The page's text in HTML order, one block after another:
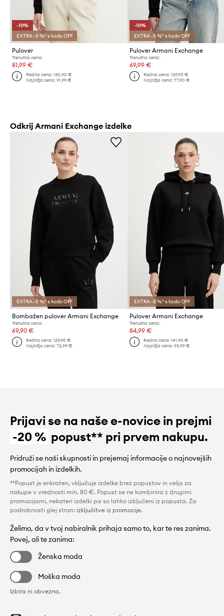
-10%
EXTRA -5 %* s kodo OFF
Pulover
Trenutna cena:
81,99 €
Redna cena:130,90 €
Najnižja cena:91,99 €
-10%
EXTRA -5 %* s kodo OFF
Pulover Armani Exchange
Trenutna cena:
69,99 €
Redna cena: 129,90 €
Najnižja cena: 77,90 €
Odkrij Armani Exchange izdelke
EXTRA -5 %* s kodo OFF
Bombažen pulover Armani Exchange
Trenutna cena:
69,90 €
Redna cena:129,90 €
Najnižja cena:72,99 €
EXTRA -5 %* s kodo OFF
Pulover Armani Exchange
Trenutna cena:
84,99 €
Redna cena: 141,90 €
Najnižja cena: 93,99 €
Prijavi se na naše e-novice in prejmi
-20 % popust** pri prvem nakupu.
Pridruži se naši skupnosti in prejemaj informacije o najnovejših
promocijah in izdelkih.
**Popust je enkraten, vključuje izdelke brez popustov in velja za
nakupe v vrednosti min. 80 €. Popust se ne kombinira z drugimi
promocijami, nekateri izdelki pa so lahko izključeni iz popusta. Za
podrobnosti glej stran: izključitve iz promocije.
Želimo, da v tvoj nabiralnik prihaja samo to, kar te res zanima.
Povej, ali te zanima:
Ženska moda
Moška moda
Izbira ni obvezna.